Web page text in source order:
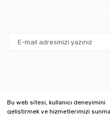
Bu web sitesi, kullanıcı deneyimini
geliştirmek ve hizmetlerimizi